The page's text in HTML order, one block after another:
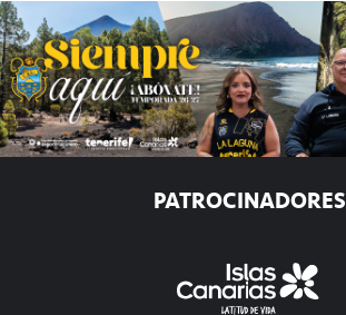
PATROCINADORES